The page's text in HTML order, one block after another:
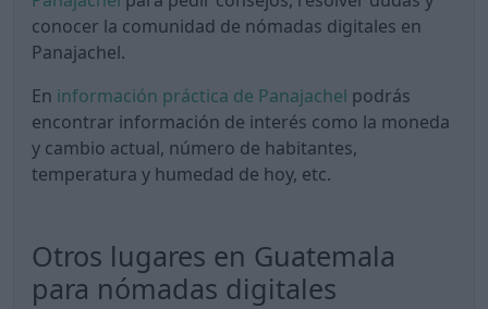
conocer la comunidad de nómadas digitales en
Panajachel.
En información práctica de Panajachel podrás
encontrar información de interés como la moneda
y cambio actual, número de habitantes,
temperatura y humedad de hoy, etc.
Otros lugares en Guatemala
para nómadas digitales